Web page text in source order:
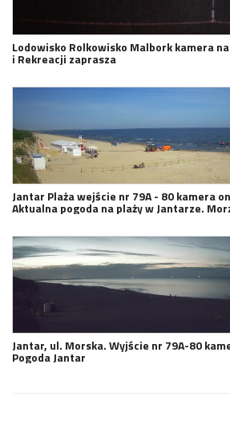
Lodowisko Rolkowisko Malbork kamera
i Rekreacji zaprasza
Jantar Plaża wejście nr 79A - 80 kamera
Aktualna pogoda na plaży w Jantarze.
Jantar, ul. Morska. Wyjście nr 79A-80
Pogoda Jantar